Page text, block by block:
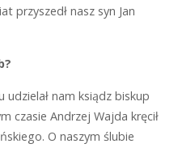
przyszedł nasz syn Jan
udzielał nam ksiądz biskup
czasie Andrzej Wajda kręcił
O naszym ślubie